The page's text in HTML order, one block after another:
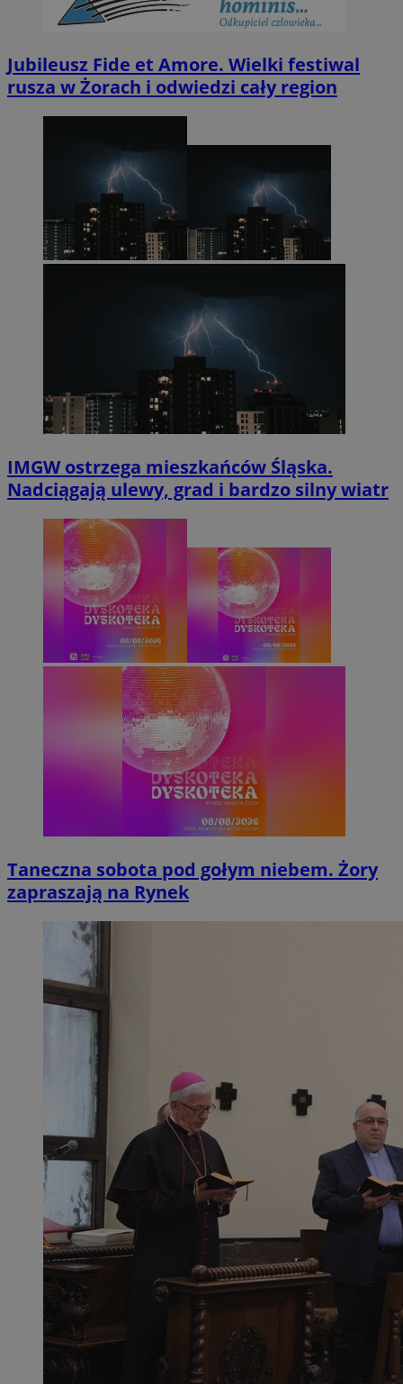
Jubileusz Fide et Amore. Wielki festiwal
rusza w Żorach i odwiedzi cały region
IMGW ostrzega mieszkańców Śląska.
Nadciągają ulewy, grad i bardzo silny wiatr
Taneczna sobota pod gołym niebem. Żory
zapraszają na Rynek